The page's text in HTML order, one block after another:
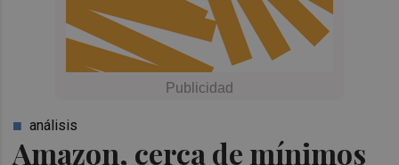
Amazon, cerca de mínimos
análisis